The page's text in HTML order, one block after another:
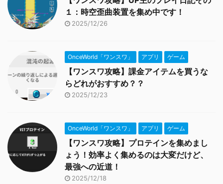
１：時空歪曲装置を集め中です！
2025/12/26
OnceWorld「ワンスワ」 アプリ ゲーム
【ワンスワ攻略】課金アイテムを買うな
らどれがおすすめ？？
2025/12/23
OnceWorld「ワンスワ」 アプリ ゲーム
【ワンスワ攻略】プロテインを集めまし
ょう！効率よく集めるのは大変だけど、
最強への近道！
2025/12/18